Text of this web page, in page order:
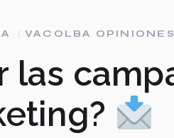
VACOLBA OPINIONES
las